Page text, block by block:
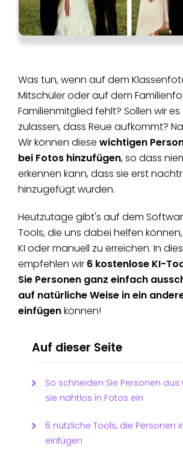
Was tun, wenn auf dem
Mitschüler oder auf dem
Familienmitglied fehlt? Sollen wir
zulassen, dass Reue aufkommt?
Wir können diese wichtigen
bei Fotos hinzufügen, so dass
erkennen kann, dass sie erst
hinzugefügt wurden.
Heutzutage gibt's auf dem
Tools, die uns dabei helfen
KI oder manuell zu erreichen. In
empfehlen wir 6 kostenlose KI-
Sie Personen ganz einfach
auf natürliche Weise in ein
einfügenkönnen!
Auf dieser Seite
So schneiden Sie Personen
sie nahtlos in Fotos ein
6 nützliche Tools, die Personen
einfügen